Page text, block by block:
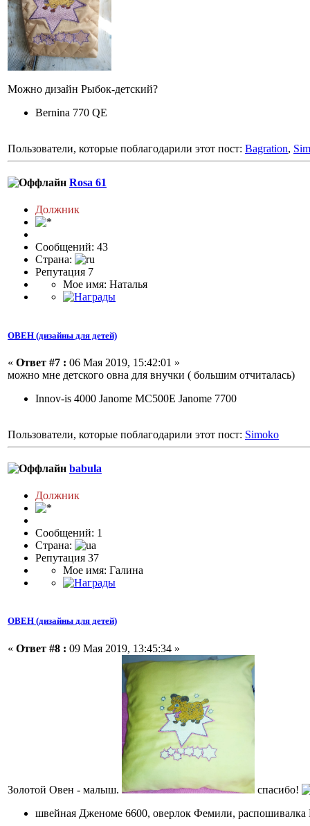
Можно дизайн Рыбок-детский?
Bernina 770 QE
Пользователи, которые поблагодарили этот пост: Bagration,
Rosa 61
Должник
Сообщений: 43
Страна:
Репутация 7
Мое имя: Наталья
ОВЕН (дизайны для детей)
« Ответ #7 : 06 Мая 2019, 15:42:01 »
можно мне детского овна для внучки ( большим отчиталась)
Innov-is 4000 Janome MC500E Janome 7700
Пользователи, которые поблагодарили этот пост: Simoko
babula
Должник
Сообщений: 1
Страна:
Репутация 37
Мое имя: Галина
ОВЕН (дизайны для детей)
« Ответ #8 : 09 Мая 2019, 13:45:34 »
Золотой Овен - малыш.
спасибо!
швейная Дженоме 6600, оверлок Фемили,